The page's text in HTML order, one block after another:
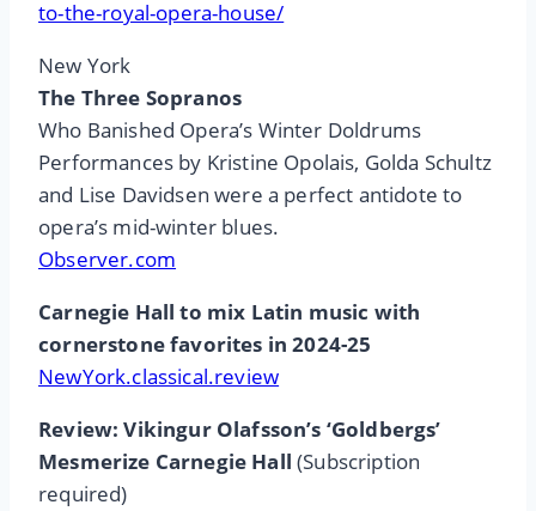
to-the-royal-opera-house/
New York
The Three Sopranos
Who Banished Opera’s Winter Doldrums
Performances by Kristine Opolais, Golda Schultz
and Lise Davidsen were a perfect antidote to
opera’s mid-winter blues.
Observer.com
Carnegie Hall to mix Latin music with
cornerstone favorites in 2024-25
NewYork.classical.review
Review: Vikingur Olafsson’s ‘Goldbergs’
Mesmerize Carnegie Hall (Subscription
required)